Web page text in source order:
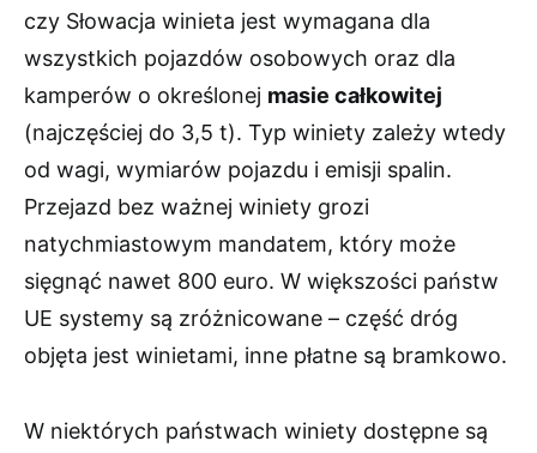
czy Słowacja winieta jest wymagana dla
wszystkich pojazdów osobowych oraz dla
kamperów o określonej masie całkowitej
(najczęściej do 3,5 t). Typ winiety zależy wtedy
od wagi, wymiarów pojazdu i emisji spalin.
Przejazd bez ważnej winiety grozi
natychmiastowym mandatem, który może
sięgnąć nawet 800 euro. W większości państw
UE systemy są zróżnicowane – część dróg
objęta jest winietami, inne płatne są bramkowo.
W niektórych państwach winiety dostępne są